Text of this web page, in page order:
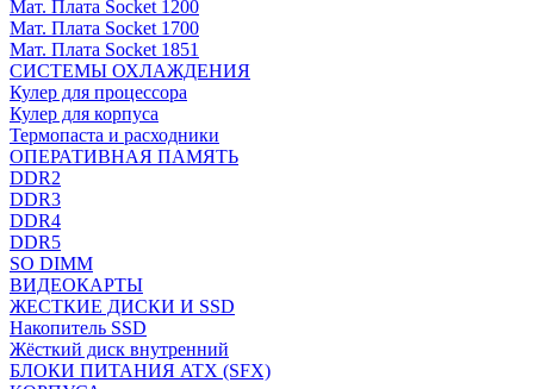
Мат. Плата Socket 1200
Мат. Плата Socket 1700
Мат. Плата Socket 1851
СИСТЕМЫ ОХЛАЖДЕНИЯ
Кулер для процессора
Кулер для корпуса
Термопаста и расходники
ОПЕРАТИВНАЯ ПАМЯТЬ
DDR2
DDR3
DDR4
DDR5
SO DIMM
ВИДЕОКАРТЫ
ЖЕСТКИЕ ДИСКИ И SSD
Накопитель SSD
Жёсткий диск внутренний
БЛОКИ ПИТАНИЯ ATX (SFX)